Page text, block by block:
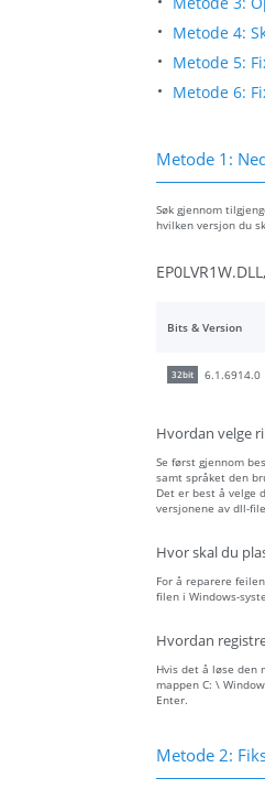
Metode 4:
Metode 5:
Metode 6:
Metode 1:
Søk gjennom
hvilken versjon du
Bits & Version
32bit 6.1.6914.0
Hvordan velge
Se først gjennom
samt språket den
Det er best å velge
versjonene av dll-
Hvor skal du
For å reparere
filen i Windows-
Hvordan
Hvis det å løse den
mappen C: \
Enter.
Metode 2: